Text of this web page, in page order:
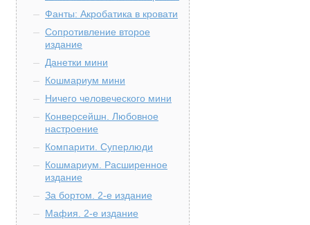
Фанты: Акробатика в кровати
Сопротивление второе
издание
Данетки мини
Кошмариум мини
Ничего человеческого мини
Конверсейшн. Любовное
настроение
Компарити. Суперлюди
Кошмариум. Расширенное
издание
За бортом. 2-е издание
Мафия. 2-е издание